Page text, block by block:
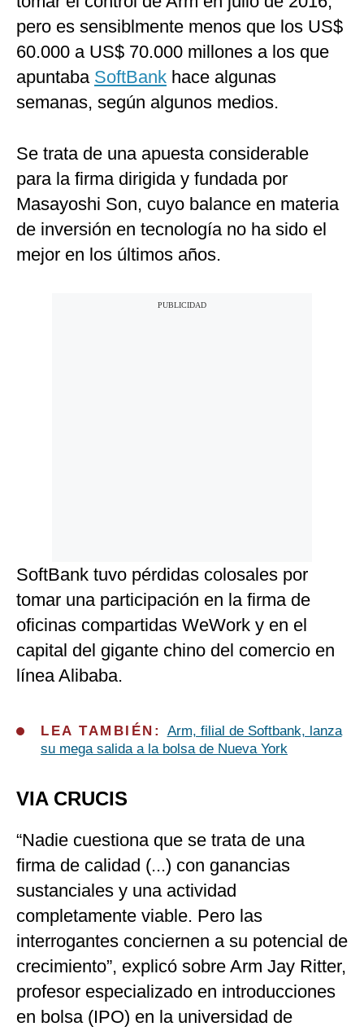
pero es sensiblmente menos que los US$
60.000 a US$ 70.000 millones a los que
apuntaba SoftBank hace algunas
semanas, según algunos medios.
Se trata de una apuesta considerable
para la firma dirigida y fundada por
Masayoshi Son, cuyo balance en materia
de inversión en tecnología no ha sido el
mejor en los últimos años.
SoftBank tuvo pérdidas colosales por
tomar una participación en la firma de
oficinas compartidas WeWork y en el
capital del gigante chino del comercio en
línea Alibaba.
LEA TAMBIÉN: Arm, filial de Softbank, lanza
su mega salida a la bolsa de Nueva York
VIA CRUCIS
“Nadie cuestiona que se trata de una
firma de calidad (...) con ganancias
sustanciales y una actividad
completamente viable. Pero las
interrogantes conciernen a su potencial de
crecimiento”, explicó sobre Arm Jay Ritter,
profesor especializado en introducciones
en bolsa (IPO) en la universidad de